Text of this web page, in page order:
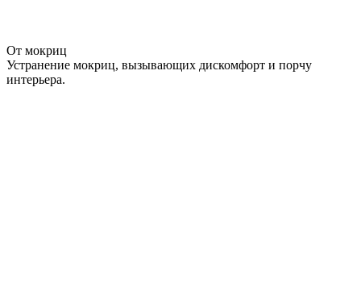
От мокриц
Устранение мокриц, вызывающих дискомфорт и порчу
интерьера.